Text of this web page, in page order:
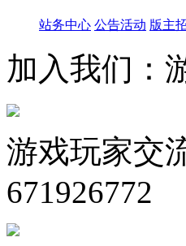
站务中心 公告活动 版主
加入我们：
游戏玩家交
671926772